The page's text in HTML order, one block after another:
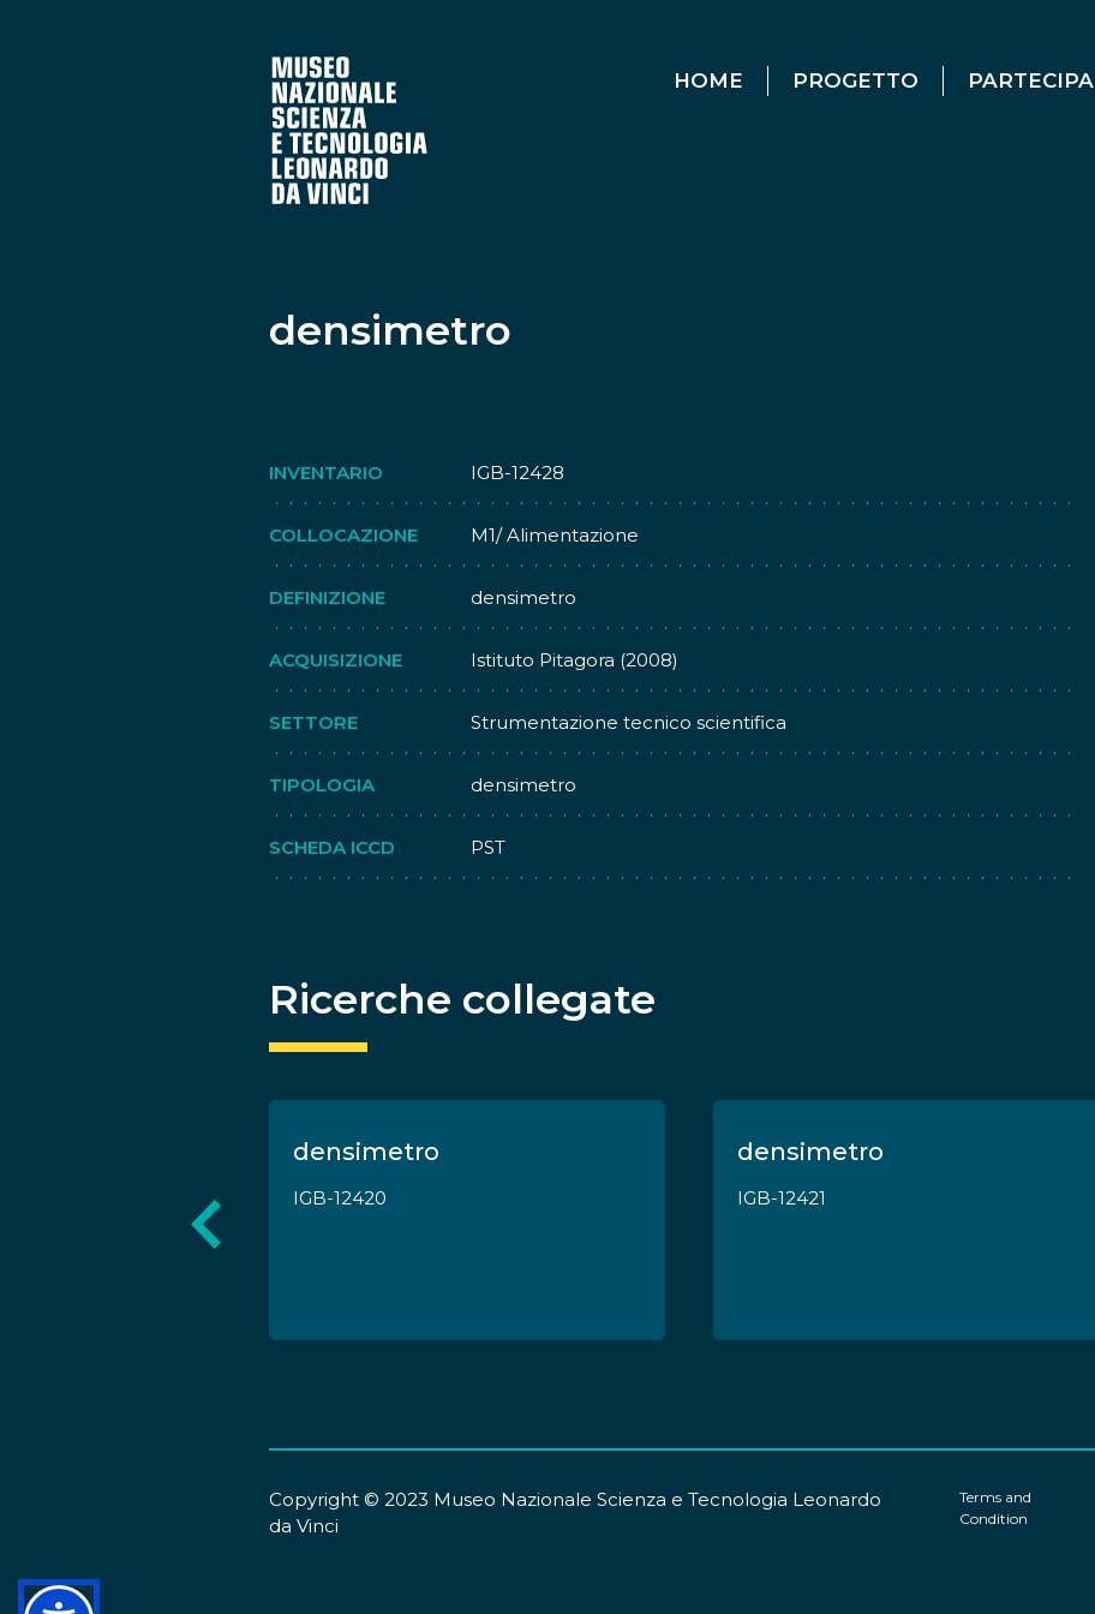
HOME PROGETTO PARTECIPA
densimetro
INVENTARIO IGB-12428
COLLOCAZIONE M1/ Alimentazione
DEFINIZIONE densimetro
ACQUISIZIONE Istituto Pitagora (2008)
SETTORE Strumentazione tecnico scientifica
TIPOLOGIA densimetro
SCHEDA ICCD PST
Ricerche collegate
densimetro
IGB-12420
densimetro
IGB-12421
Copyright © 2023 Museo Nazionale Scienza e Tecnologia Leonardo
da Vinci
Terms and
Condition